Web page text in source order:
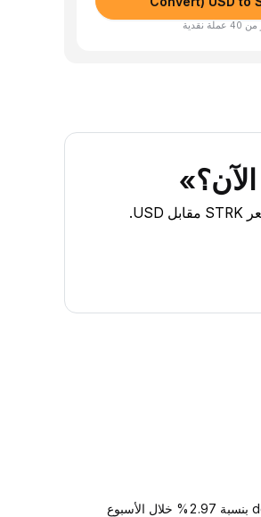
يجري اليوم، تداوُل واحد (1) STRK ‏(Starknet) بسعر 0.024826 دولار. down سعر صرف STRK مقابل الدولار الأمريكي بنسبة 3.98% خلال آخر 24 ساعة، وdecreased بنسبة 2.97% خلال الأسبوع